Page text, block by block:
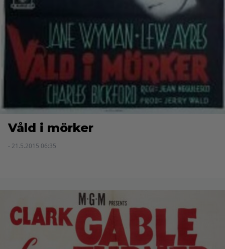
Våld i mörker
- 21.5.2015 06:35